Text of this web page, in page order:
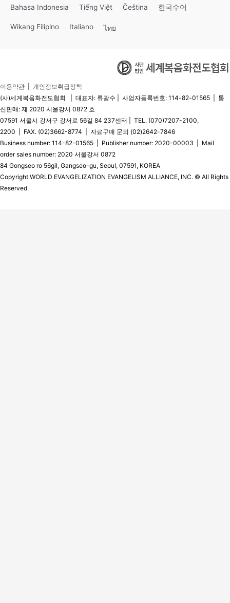
Bahasa Indonesia Tiếng Việt Čeština 한국수어
Wikang Filipino Italiano ไทย
이용약관
개인정보취급정책
(사)세계복음화전도협회 | 대표자: 류광수 | 사업자등록번호: 114-82-01565 | 통
신판매: 제 2020 서울강서 0872 호
07591 서울시 강서구 강서로 56길 84 237센터 | TEL. (070)7207-2100,
2200 | FAX. (02)3662-8774 | 자료구매 문의 (02)2642-7846
Business number: 114-82-01565 | Publisher number: 2020-00003 | Mail
order sales number: 2020 서울강서 0872
84 Gongseo ro 56gil, Gangseo-gu, Seoul, 07591, KOREA
Copyright WORLD EVANGELIZATION EVANGELISM ALLIANCE, INC. © All Rights
Reserved.